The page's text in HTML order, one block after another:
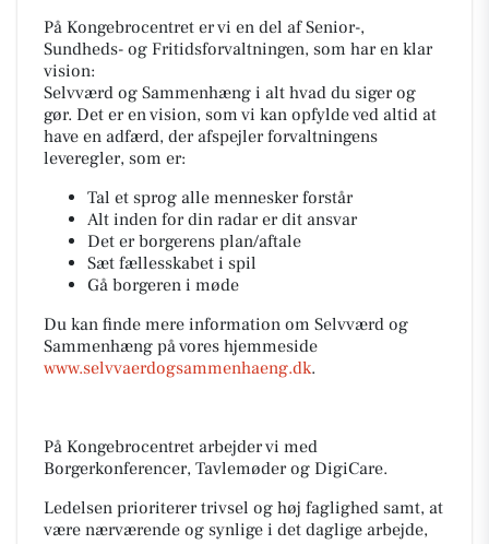
På Kongebrocentret er vi en del af Senior-,
Sundheds- og Fritidsforvaltningen, som har en klar
vision:
Selvværd og Sammenhæng i alt hvad du siger og
gør. Det er en vision, som vi kan opfylde ved altid at
have en adfærd, der afspejler forvaltningens
leveregler, som er:
Tal et sprog alle mennesker forstår
Alt inden for din radar er dit ansvar
Det er borgerens plan/aftale
Sæt fællesskabet i spil
Gå borgeren i møde
Du kan finde mere information om Selvværd og
Sammenhæng på vores hjemmeside
www.selvvaerdogsammenhaeng.dk.
På Kongebrocentret arbejder vi med
Borgerkonferencer, Tavlemøder og DigiCare.
Ledelsen prioriterer trivsel og høj faglighed samt, at
være nærværende og synlige i det daglige arbejde,